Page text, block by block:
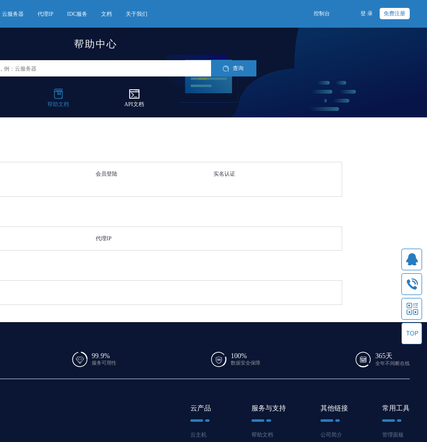
云服务器 代理IP IDC服务 文档 关于我们 控制台 登 录 免费注册
帮助中心
查询
帮助文档 API文档
会员登陆
实名认证
代理IP
99.9%
服务可用性
100%
数据安全保障
365天
全年不间断在线
云产品
云主机
服务与支持
帮助文档
其他链接
公司简介
常用工具
管理面板